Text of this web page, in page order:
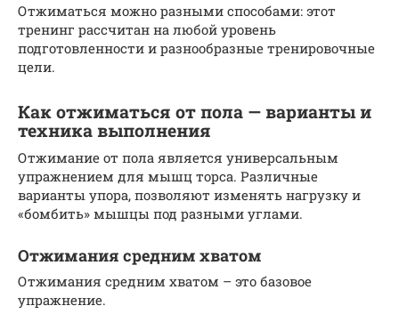
Отжиматься можно разными способами: этот
тренинг рассчитан на любой уровень
подготовленности и разнообразные тренировочные
цели.
Как отжиматься от пола — варианты и
техника выполнения
Отжимание от пола является универсальным
упражнением для мышц торса. Различные
варианты упора, позволяют изменять нагрузку и
«бомбить» мышцы под разными углами.
Отжимания средним хватом
Отжимания средним хватом – это базовое
упражнение.